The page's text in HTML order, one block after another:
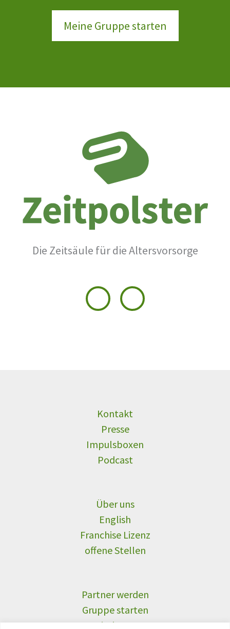
Meine Gruppe starten
Die Zeitsäule für die Altersvorsorge
Kontakt
Presse
Impulsboxen
Podcast
Über uns
English
Franchise Lizenz
offene Stellen
Partner werden
Gruppe starten
Gemeinde Partner